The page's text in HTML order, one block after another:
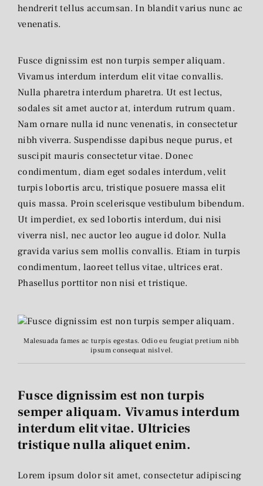
hendrerit tellus accumsan. In blandit varius nunc ac
venenatis.
Fusce dignissim est non turpis semper aliquam.
Vivamus interdum interdum elit vitae convallis.
Nulla pharetra interdum pharetra. Ut est lectus,
sodales sit amet auctor at, interdum rutrum quam.
Nam ornare nulla id nunc venenatis, in consectetur
nibh viverra. Suspendisse dapibus neque purus, et
suscipit mauris consectetur vitae. Donec
condimentum, diam eget sodales interdum, velit
turpis lobortis arcu, tristique posuere massa elit
quis massa. Proin scelerisque vestibulum bibendum.
Ut imperdiet, ex sed lobortis interdum, dui nisi
viverra nisl, nec auctor leo augue id dolor. Nulla
gravida varius sem mollis convallis. Etiam in turpis
condimentum, laoreet tellus vitae, ultrices erat.
Phasellus porttitor non nisi et tristique.
Malesuada fames ac turpis egestas. Odio eu feugiat pretium nibh
ipsum consequat nisl vel.
Fusce dignissim est non turpis
semper aliquam. Vivamus interdum
interdum elit vitae. Ultricies
tristique nulla aliquet enim.
Lorem ipsum dolor sit amet, consectetur adipiscing